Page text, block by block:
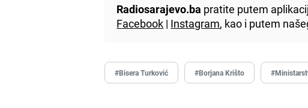
Radiosarajevo.ba pratite putem
Facebook | Instagram, kao i putem
#Bisera Turković #Borjana Krišto